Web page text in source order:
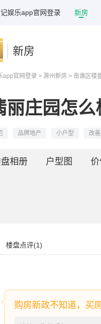
娱乐app官网登录 新房
新房
app官网登录 > 滁州新房 > 南谯区楼
丽庄园怎
品牌地产 小户型 改
相册 户型图
楼盘点评(1)